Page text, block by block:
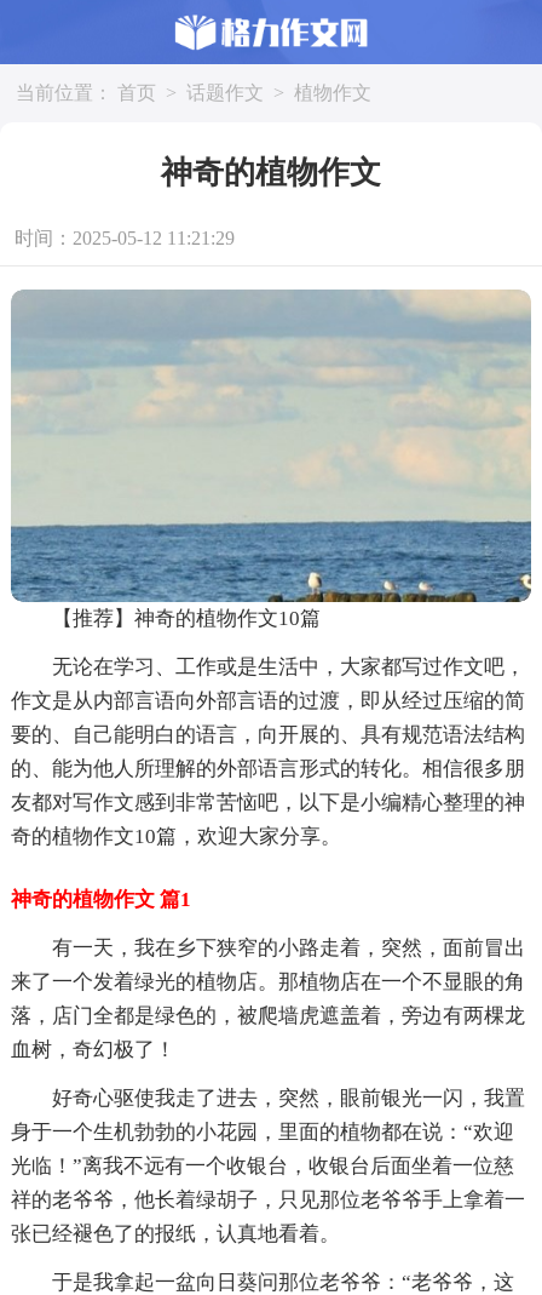
当前位置： 首页 > 话题作文 > 植物作文
神奇的植物作文
时间：2025-05-12 11:21:29
【推荐】神奇的植物作文10篇
无论在学习、工作或是生活中，大家都写过作文吧，
作文是从内部言语向外部言语的过渡，即从经过压缩的简
要的、自己能明白的语言，向开展的、具有规范语法结构
的、能为他人所理解的外部语言形式的转化。相信很多朋
友都对写作文感到非常苦恼吧，以下是小编精心整理的神
奇的植物作文10篇，欢迎大家分享。
神奇的植物作文 篇1
有一天，我在乡下狭窄的小路走着，突然，面前冒出
来了一个发着绿光的植物店。那植物店在一个不显眼的角
落，店门全都是绿色的，被爬墙虎遮盖着，旁边有两棵龙
血树，奇幻极了！
好奇心驱使我走了进去，突然，眼前银光一闪，我置
身于一个生机勃勃的小花园，里面的植物都在说：“欢迎
光临！”离我不远有一个收银台，收银台后面坐着一位慈
祥的老爷爷，他长着绿胡子，只见那位老爷爷手上拿着一
张已经褪色了的报纸，认真地看着。
于是我拿起一盆向日葵问那位老爷爷：“老爷爷，这